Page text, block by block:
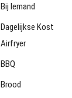
Bij Iemand
Dagelijkse Kost
Airfryer
BBQ
Brood